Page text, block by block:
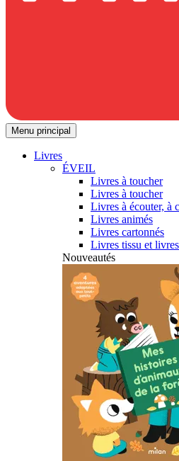
Menu principal
Livres
ÉVEIL
Livres à toucher
Livres à toucher
Livres à écouter, à
Livres animés
Livres cartonnés
Livres tissu et
Nouveautés